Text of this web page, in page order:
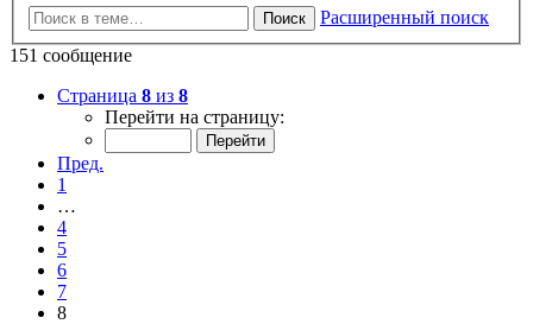
Поиск
Расширенный поиск
151 сообщение
Страница 8 из 8
Перейти на страницу:
Пред.
1
…
4
5
6
7
8